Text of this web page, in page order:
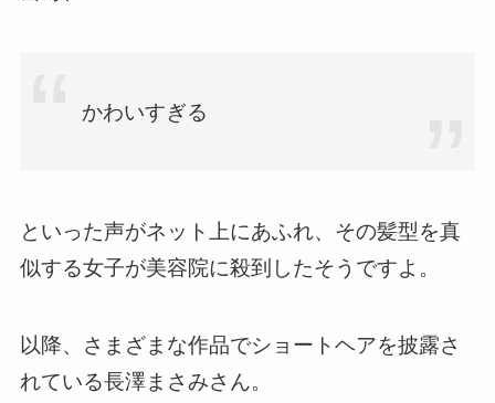
かわいすぎる
といった声がネット上にあふれ、その髪型を真
似する女子が美容院に殺到したそうですよ。
以降、さまざまな作品でショートヘアを披露さ
れている長澤まさみさん。